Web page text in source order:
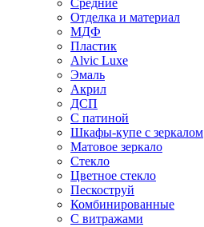
Средние
Отделка и материал
МДФ
Пластик
Alvic Luxe
Эмаль
Акрил
ДСП
С патиной
Шкафы-купе с зеркалом
Матовое зеркало
Стекло
Цветное стекло
Пескоструй
Комбинированные
С витражами